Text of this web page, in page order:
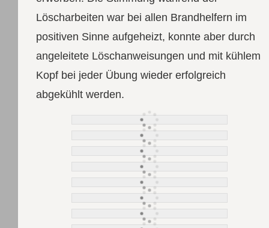
Löscharbeiten war bei allen Brandhelfern im
positiven Sinne aufgeheizt, konnte aber durch
angeleitete Löschanweisungen und mit kühlem
Kopf bei jeder Übung wieder erfolgreich
abgekühlt werden.